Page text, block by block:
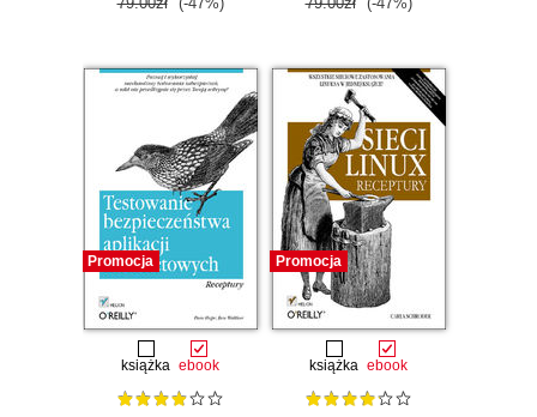
Promocja
książka ebook
Promocja
książka ebook